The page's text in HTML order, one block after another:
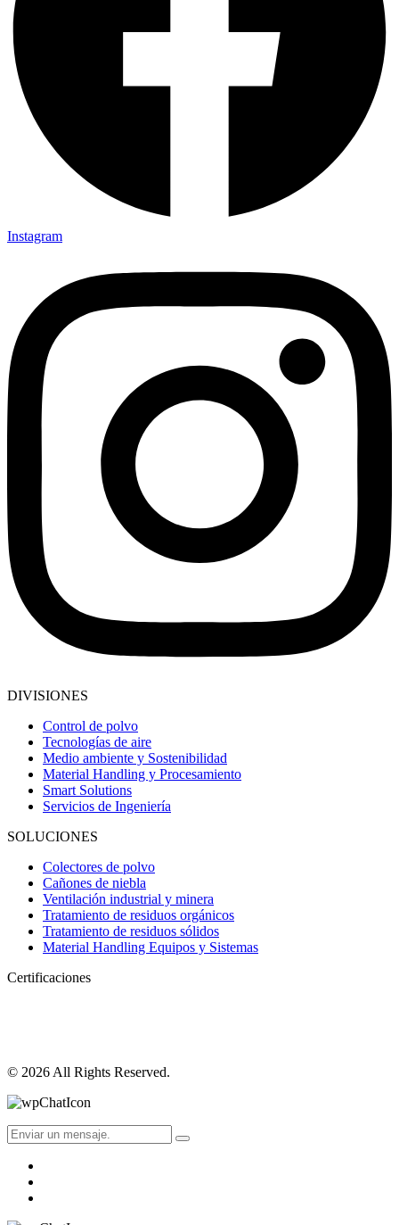
Instagram
DIVISIONES
Control de polvo
Tecnologías de aire
Medio ambiente y Sostenibilidad
Material Handling y Procesamiento
Smart Solutions
Servicios de Ingeniería
SOLUCIONES
Colectores de polvo
Cañones de niebla
Ventilación industrial y minera
Tratamiento de residuos orgánicos
Tratamiento de residuos sólidos
Material Handling Equipos y Sistemas
Certificaciones
© 2026 All Rights Reserved.